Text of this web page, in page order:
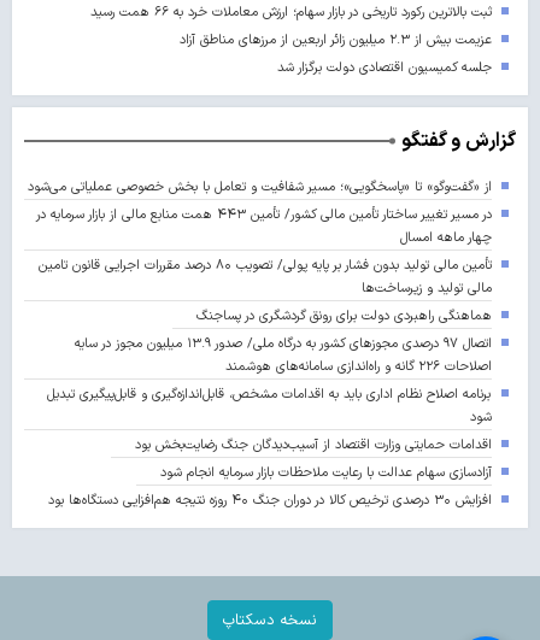
ثبت بالاترین رکورد تاریخی در بازار سهام؛ ارزش معاملات خرد به ۶۶ همت رسید
عزیمت بیش از ۲.۳ میلیون زائر اربعین از مرزهای مناطق آزاد
جلسه کمیسیون اقتصادی دولت برگزار شد
گزارش و گفتگو
از «گفت‌وگو» تا «پاسخگویی»؛ مسیر شفافیت و تعامل با بخش خصوصی عملیاتی می‌شود
در مسیر تغییر ساختار تأمین مالی کشور/ تأمین ۴۴۳ همت منابع مالی از بازار سرمایه در
چهار ماهه امسال
تأمین مالی تولید بدون فشار بر پایه پولی/ تصویب ۸۰ درصد مقررات اجرایی قانون تامین
مالی تولید و زیرساخت‌ها
هماهنگی راهبردی دولت برای رونق گردشگری در پساجنگ
اتصال ۹۷ درصدی مجوزهای کشور به درگاه ملی/ صدور ۱۳.۹ میلیون مجوز در سایه
اصلاحات ۲۲۶ گانه و راه‌اندازی سامانه‌های هوشمند
برنامه اصلاح نظام اداری باید به اقدامات مشخص، قابل‌اندازه‌گیری و قابل‌پیگیری تبدیل
شود
اقدامات حمایتی وزارت اقتصاد از آسیب‌دیدگان جنگ رضایت‌بخش بود
آزادسازی سهام عدالت با رعایت ملاحظات بازار سرمایه انجام شود
افزایش ۳۰ درصدی ترخیص کالا در دوران جنگ ۴۰ روزه نتیجه هم‌افزایی دستگاه‌ها بود
نسخه دسکتاپ